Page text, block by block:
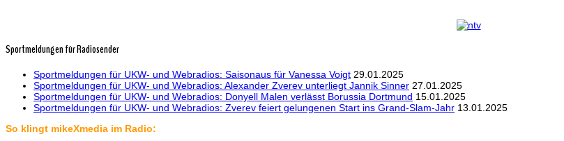
Sportmeldungen für Radiosender
Sportmeldungen für UKW- und Webradios: Saisonaus für Vanessa Voigt 29.01.2025
Sportmeldungen für UKW- und Webradios: Alexander Zverev unterliegt Jannik Sinner 27.01.2025
Sportmeldungen für UKW- und Webradios: Donyell Malen verlässt Borussia Dortmund 15.01.2025
Sportmeldungen für UKW- und Webradios: Zverev feiert gelungenen Start ins Grand-Slam-Jahr 13.01.2025
So klingt mikeXmedia im Radio: